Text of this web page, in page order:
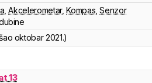
,Akcelerometar,Kompas ,Senzor
oktobar 2021.)
13